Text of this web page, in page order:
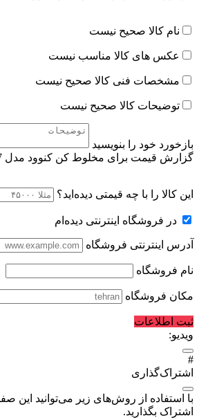
نام کالا صحیح نیست
عکس های کالا مناسب نیست
مشخصات فنی کالا صحیح نیست
توضیحات کالا صحیح نیست
بازخورد خود را بنویسید
گزارش قیمت برای مخلوط کن کنوود مدل SB327
این کالا را با چه قیمتی دیده‌اید؟
در فروشگاه اینترنتی دیده‌ام
آدرس اینترنتی فروشگاه
نام فروشگاه
مکان فروشگاه
ثبت اطلاعات
ویدیو:
#
اشتراک‌گذاری
با استفاده از روش‌های زیر می‌توانید این
اشتراک بگذارید.